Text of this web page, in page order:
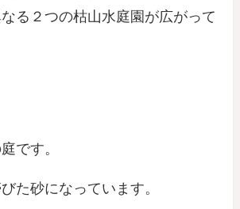
る２つの枯山水庭園が広がって
です。
た砂になっています。